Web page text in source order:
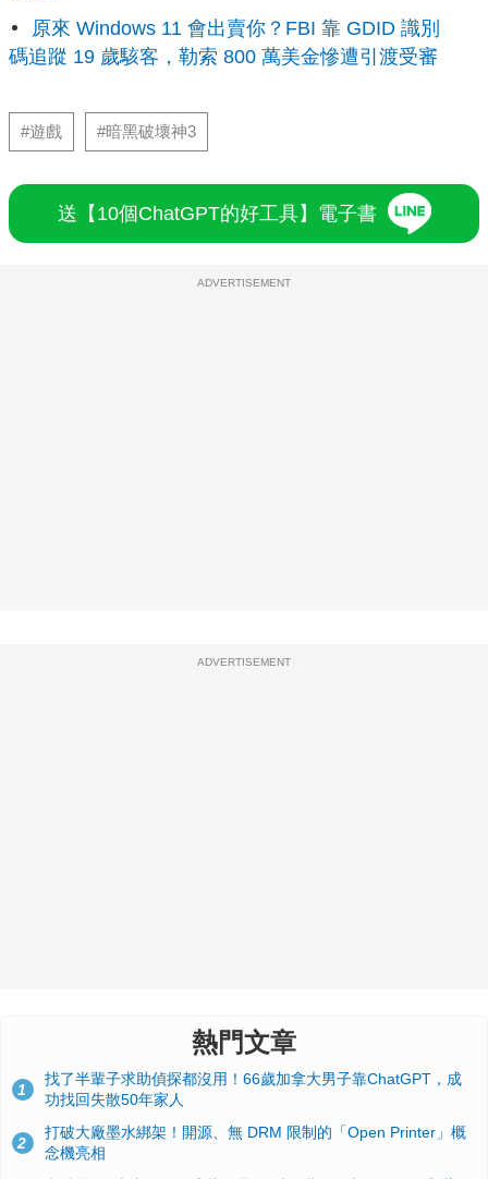
原來 Windows 11 會出賣你？FBI 靠 GDID 識別
碼追蹤 19 歲駭客，勒索 800 萬美金慘遭引渡受審
#遊戲 #暗黑破壞神3
送【10個ChatGPT的好工具】電子書
ADVERTISEMENT
ADVERTISEMENT
熱門文章
1
找了半輩子求助偵探都沒用！66歲加拿大男子靠ChatGPT，成
功找回失散50年家人
2
打破大廠墨水綁架！開源、無 DRM 限制的「Open Printer」概
念機亮相